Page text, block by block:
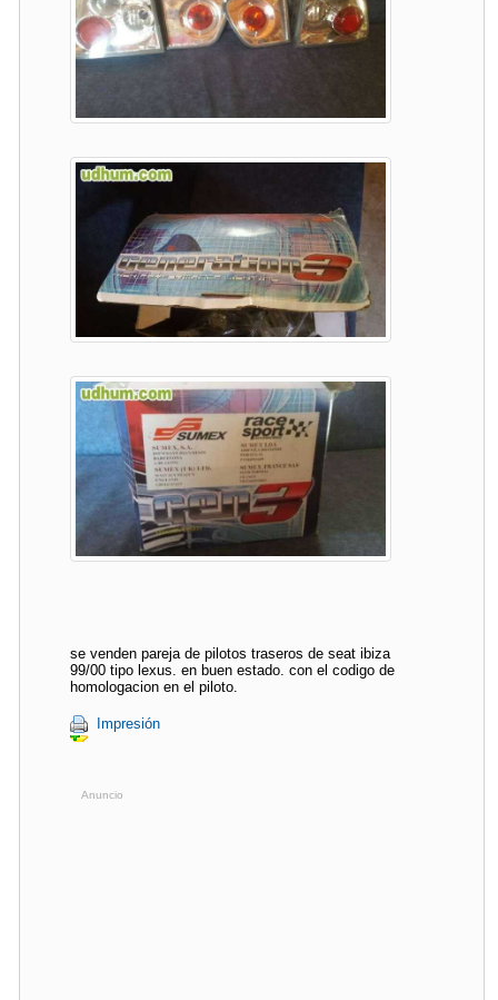
se venden pareja de pilotos traseros de seat ibiza
99/00 tipo lexus. en buen estado. con el codigo de
homologacion en el piloto.
Impresión
Anuncio